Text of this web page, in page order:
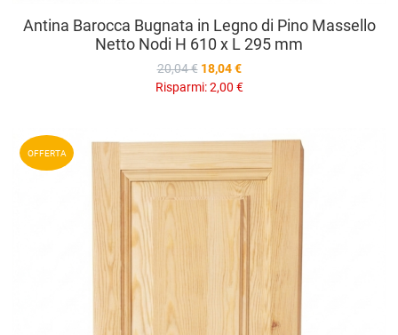
Antina Barocca Bugnata in Legno di Pino Massello
Netto Nodi H 610 x L 295 mm
20,04 € 18,04 €
Risparmi:2,00 €
OFFERTA